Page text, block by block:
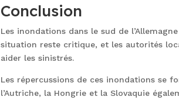
Conclusion
Les inondations dans le sud de
situation reste critique, et les autorités
aider les sinistrés.
Les répercussions de ces inondations se
l’Autriche, la Hongrie et la Slovaquie